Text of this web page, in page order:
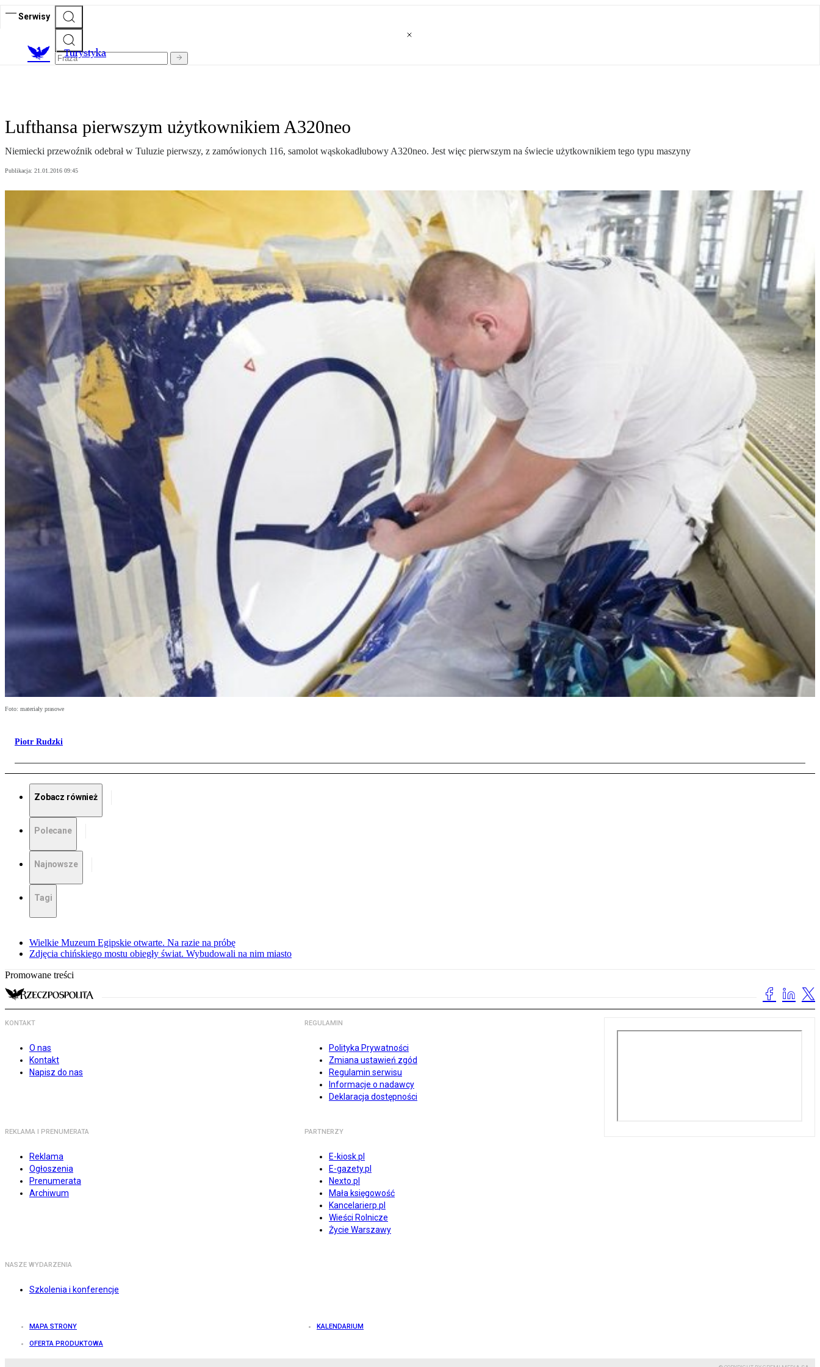
Serwisy
Turystyka
Lufthansa pierwszym użytkownikiem A320neo
Niemiecki przewoźnik odebrał w Tuluzie pierwszy, z zamówionych 116, samolot wąskokadłubowy A320neo. Jest więc pierwszym na świecie użytkownikiem tego typu maszyny
Publikacja: 21.01.2016 09:45
Foto: materiały prasowe
Piotr Rudzki
Zobacz również
Polecane
Najnowsze
Tagi
Wielkie Muzeum Egipskie otwarte. Na razie na próbę
Zdjęcia chińskiego mostu obiegły świat. Wybudowali na nim miasto
Promowane treści
KONTAKT
O nas
Kontakt
Napisz do nas
REGULAMIN
Polityka Prywatności
Zmiana ustawień zgód
Regulamin serwisu
Informacje o nadawcy
Deklaracja dostępności
REKLAMA I PRENUMERATA
Reklama
Ogłoszenia
Prenumerata
Archiwum
PARTNERZY
E-kiosk.pl
E-gazety.pl
Nexto.pl
Mała księgowość
Kancelarierp.pl
Wieści Rolnicze
Życie Warszawy
NASZE WYDARZENIA
Szkolenia i konferencje
MAPA STRONY KALENDARIUM
OFERTA PRODUKTOWA